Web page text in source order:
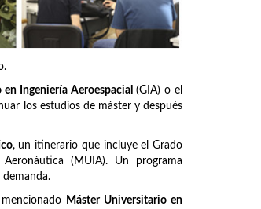
en Ingeniería Aeroespacial (GIA) o el
los estudios de máster y después
, un itinerario que incluye el Grado
(MUIA). Un programa
Máster Universitario en